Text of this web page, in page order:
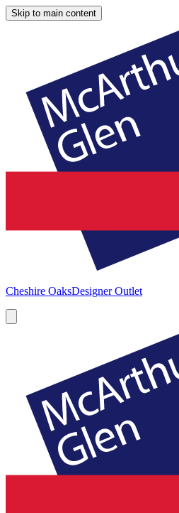
Skip to main content
Cheshire OaksDesigner Outlet